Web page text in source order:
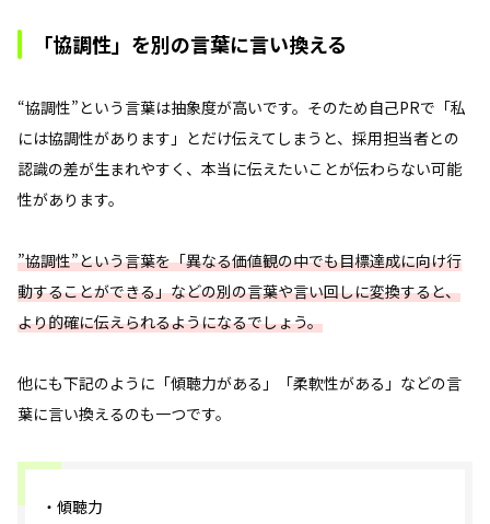
「協調性」を別の言葉に言い換える
“協調性”という言葉は抽象度が高いです。そのため自己PRで「私
には協調性があります」とだけ伝えてしまうと、採用担当者との
認識の差が生まれやすく、本当に伝えたいことが伝わらない可能
性があります。
”協調性”という言葉を「異なる価値観の中でも目標達成に向け行
動することができる」などの別の言葉や言い回しに変換すると、
より的確に伝えられるようになるでしょう。
他にも下記のように「傾聴力がある」「柔軟性がある」などの言
葉に言い換えるのも一つです。
・傾聴力